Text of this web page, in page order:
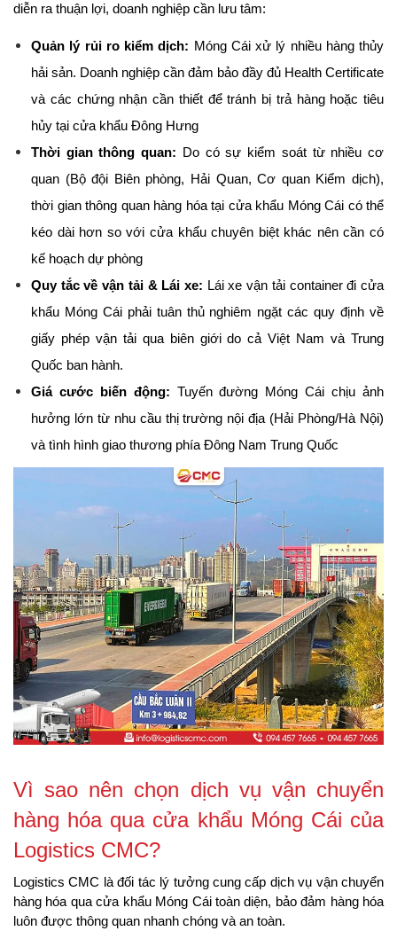
diễn ra thuận lợi, doanh nghiệp cần lưu tâm:
Quản lý rủi ro kiểm dịch: Móng Cái xử lý nhiều hàng thủy
hải sản. Doanh nghiệp cần đảm bảo đầy đủ Health Certificate
và các chứng nhận cần thiết để tránh bị trả hàng hoặc tiêu
hủy tại cửa khẩu Đông Hưng
Thời gian thông quan: Do có sự kiểm soát từ nhiều cơ
quan (Bộ đội Biên phòng, Hải Quan, Cơ quan Kiểm dịch),
thời gian thông quan hàng hóa tại cửa khẩu Móng Cái có thể
kéo dài hơn so với cửa khẩu chuyên biệt khác nên cần có
kế hoạch dự phòng
Quy tắc về vận tải & Lái xe: Lái xe vận tải container đi cửa
khẩu Móng Cái phải tuân thủ nghiêm ngặt các quy định về
giấy phép vận tải qua biên giới do cả Việt Nam và Trung
Quốc ban hành.
Giá cước biến động: Tuyến đường Móng Cái chịu ảnh
hưởng lớn từ nhu cầu thị trường nội địa (Hải Phòng/Hà Nội)
và tình hình giao thương phía Đông Nam Trung Quốc
Vì sao nên chọn dịch vụ vận chuyển
hàng hóa qua cửa khẩu Móng Cái của
Logistics CMC?
Logistics CMC là đối tác lý tưởng cung cấp dịch vụ vận chuyển
hàng hóa qua cửa khẩu Móng Cái toàn diện, bảo đảm hàng hóa
luôn được thông quan nhanh chóng và an toàn.